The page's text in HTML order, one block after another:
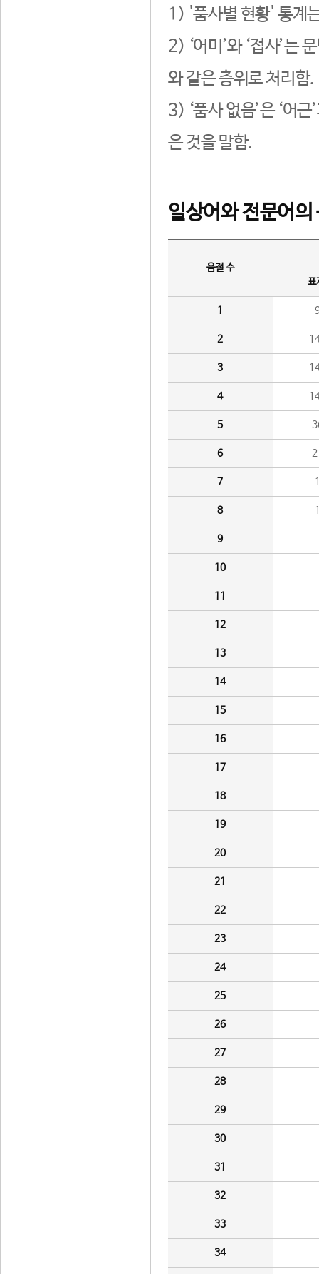
1) '품사별 현황' 통계
2) ‘어미’와 ‘접사’는
와 같은 층위로 처리함.
3) ‘품사 없음’은 ‘어
은 것을 말함.
일상어와 전문어의
음절 수
표
1
2
3
4
5
6
7
8
9
10
11
12
13
14
15
16
17
18
19
20
21
22
23
24
25
26
27
28
29
30
31
32
33
34